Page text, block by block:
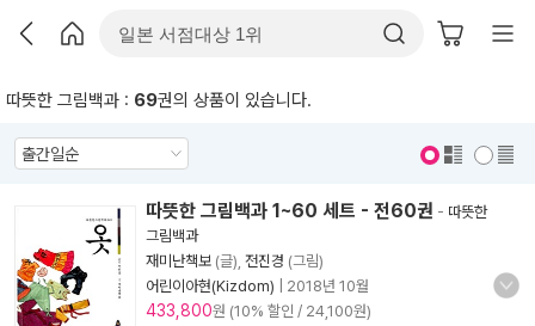
따뜻한 그림백과 : 69권의 상품이 있습니다.
따뜻한 그림백과 1~60 세트 - 전60권 - 따뜻한
그림백과
재미난책보 (글), 전진경 (그림)
어린이아현(Kizdom)
2018년 10월
433,800원 (10% 할인 / 24,100원)